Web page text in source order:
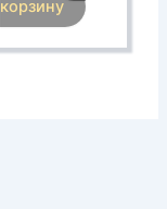
корзину